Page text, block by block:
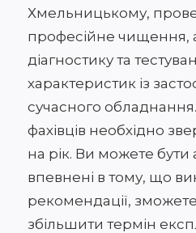
Хмельницькому,
професійне чищення,
діагностику та
характеристик із
сучасного
фахівців необхідно
на рік. Ви можете
впевнені в тому, що
рекомендації, зможете
збільшити термін